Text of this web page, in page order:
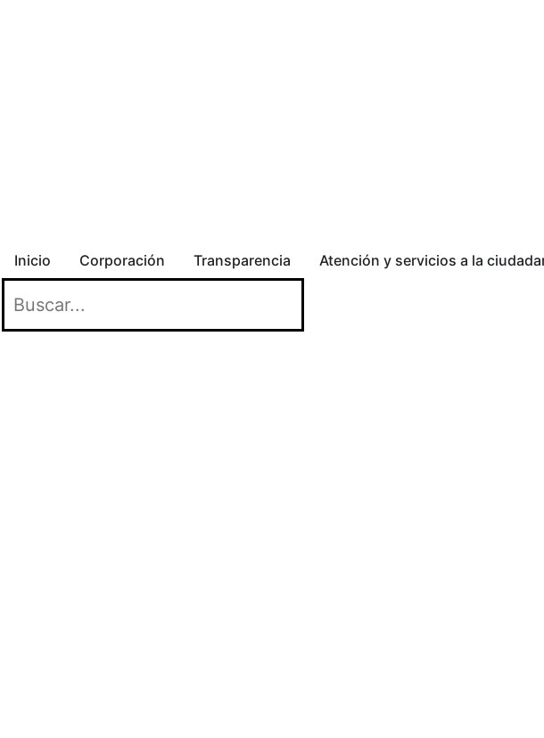
Inicio Corporación Transparencia Atención y servicios a la